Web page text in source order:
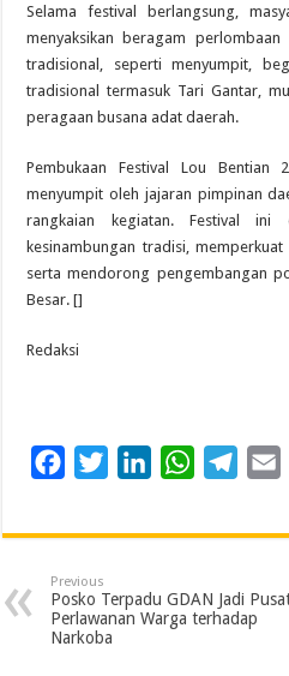
Selama festival berlangsung,
menyaksikan beragam
tradisional, seperti menyumpit,
tradisional termasuk Tari Gantar,
peragaan busana adat daerah.
Pembukaan Festival Lou Bentian
menyumpit oleh jajaran pimpinan
rangkaian kegiatan. Festival ini
kesinambungan tradisi,
serta mendorong pengembangan
Besar. []
Redaksi
c
b
o
i
t
e
n
e
d
W
a
s
A
l
g
r
l
Previous
Posko Terpadu GDAN Jadi
Perlawanan Warga terhadap
Narkoba